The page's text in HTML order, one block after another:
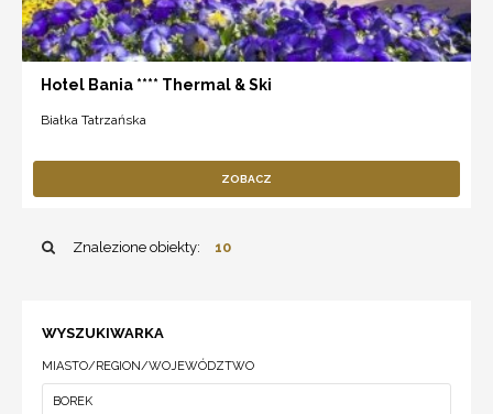
Hotel Bania **** Thermal & Ski
Białka Tatrzańska
ZOBACZ
Znalezione obiekty: 10
WYSZUKIWARKA
MIASTO/REGION/WOJEWÓDZTWO